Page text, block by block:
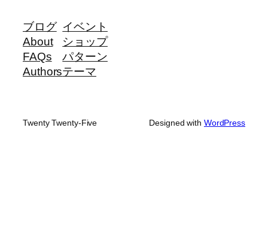
ブログ
About
FAQs
Authors
イベント
ショップ
パターン
テーマ
Twenty Twenty-Five Designed with WordPress